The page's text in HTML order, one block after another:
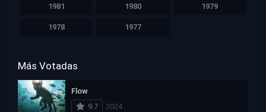
1981 1980 1979
1978 1977
Más Votadas
Flow
9.7
2024